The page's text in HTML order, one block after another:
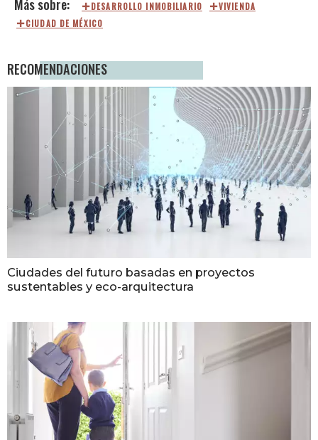
DESARROLLO INMOBILIARIO
VIVIENDA
CIUDAD DE MÉXICO
RECOMENDACIONES
Ciudades del futuro basadas en proyectos
sustentables y eco-arquitectura